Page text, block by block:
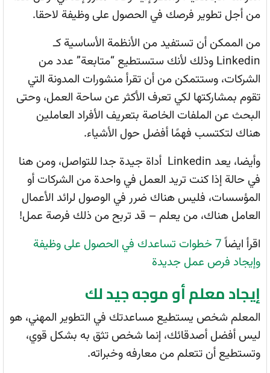
من أجل تطوير فرصك في الحصول على وظيفة لاحقا.
من الممكن أن تستفيد من الأنظمة الأساسية كـ
Linkedin وذلك لأنك ستستطيع “متابعة” عدد من
الشركات، وستتمكن من أن تقرأ منشورات المدونة التي
تقوم بمشاركتها لكي تعرف الأكثر عن ساحة العمل، وحتى
البحث عن الملفات الخاصة بتعريف الأفراد العاملين
هناك لتكتسب فهمًا أفضل حول الأشياء.
وأيضا، يعد Linkedin أداة جيدة جدا للتواصل، ومن هنا
في حالة إذا كنت تريد العمل في واحدة من الشركات أو
المؤسسات، فليس هناك ضرر في الوصول لرائد الأعمال
العامل هناك، من يعلم – قد تربح من ذلك فرصة عمل!
اقرأ ايضاً
7 خطوات تساعدك في الحصول على وظيفة
وإيجاد فرص عمل جديدة
إيجاد معلم أو موجه جيد لك
المعلم شخص يستطيع مساعدتك في التطوير المهني، هو
ليس أفضل أصدقائك، إنما شخص تثق به بشكل قوي،
وتستطيع أن تتعلم من معارفه وخبراته.